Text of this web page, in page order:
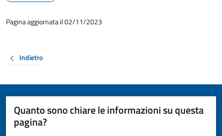
Pagina aggiornata il 02/11/2023
Indietro
Quanto sono chiare le informazioni su questa
pagina?